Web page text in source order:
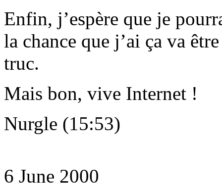
Enfin, j’espère que je
la chance que j’ai ça va
truc.
Mais bon, vive Internet !
Nurgle (15:53)
6 June 2000